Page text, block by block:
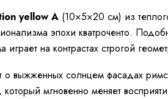
yellow A (10×5×20 см) из
эпохи кватроченто.
на контрастах строгой
о выжженных солнцем фасадах
мгновенно меняет